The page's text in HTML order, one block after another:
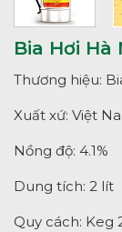
Bia Hơi Hà
Thương hiệu:
Xuất xứ: Việt
Nồng độ: 4.1%
Dung tích: 2 lít
Quy cách: Keg